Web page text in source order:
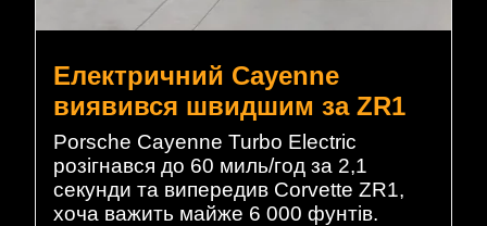
Електричний Cayenne
виявився швидшим за ZR1
Porsche Cayenne Turbo Electric
розігнався до 60 миль/год за 2,1
секунди та випередив Corvette ZR1,
хоча важить майже 6 000 фунтів.